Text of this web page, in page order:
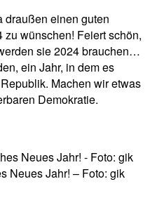
draußen einen guten
wünschen! Feiert schön,
sie 2024 brauchen…
ein Jahr, in dem es
Machen wir etwas
Demokratie.
Neues Jahr! – Foto: gik